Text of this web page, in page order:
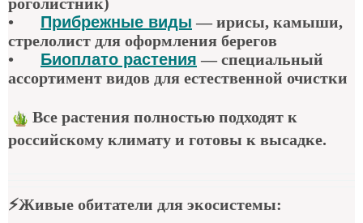
роголистник)
•
Прибрежные виды — ирисы, камыши,
стрелолист для оформления берегов
•
Биоплато растения — специальный
ассортимент видов для естественной очистки
Все растения полностью подходят к
российскому климату и готовы к высадке.
⚡Живые обитатели для экосистемы: